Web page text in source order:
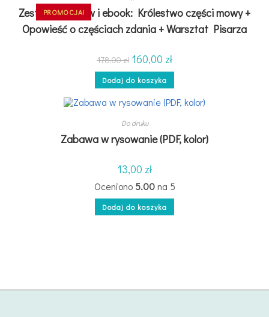
PROMOCJA!
Zestaw 2 kursów i ebook: Królestwo części mowy +
Opowieść o częściach zdania + Warsztat Pisarza
178,00zł 160,00 zł
Dodaj do koszyka
Do druku
Zabawa w rysowanie (PDF, kolor)
13,00 zł
Oceniono 5.00na 5
Dodaj do koszyka